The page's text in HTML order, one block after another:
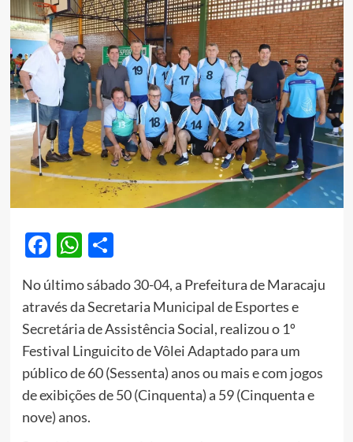
Facebook
WhatsApp
Share
No último sábado 30-04, a Prefeitura de Maracaju
através da Secretaria Municipal de Esportes e
Secretária de Assistência Social, realizou o 1º
Festival Linguicito de Vôlei Adaptado para um
público de 60 (Sessenta) anos ou mais e com jogos
de exibições de 50 (Cinquenta) a 59 (Cinquenta e
nove) anos.